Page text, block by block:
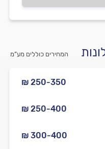
המחירים כוללים מע”מ
₪ 250-350
₪ 250-400
₪ 300-400